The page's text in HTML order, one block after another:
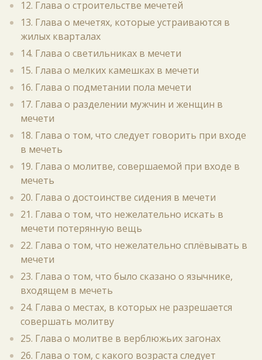
12. Глава о строительстве мечетей
13. Глава о мечетях, которые устраиваются в
жилых кварталах
14. Глава о светильниках в мечети
15. Глава о мелких камешках в мечети
16. Глава о подметании пола мечети
17. Глава о разделении мужчин и женщин в
мечети
18. Глава о том, что следует говорить при входе
в мечеть
19. Глава о молитве, совершаемой при входе в
мечеть
20. Глава о достоинстве сидения в мечети
21. Глава о том, что нежелательно искать в
мечети потерянную вещь
22. Глава о том, что нежелательно сплёвывать в
мечети
23. Глава о том, что было сказано о язычнике,
входящем в мечеть
24. Глава о местах, в которых не разрешается
совершать молитву
25. Глава о молитве в верблюжьих загонах
26. Глава о том, с какого возраста следует